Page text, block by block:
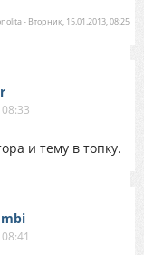
- Вторник, 15.01.2013, 08:25
и тему в топку.